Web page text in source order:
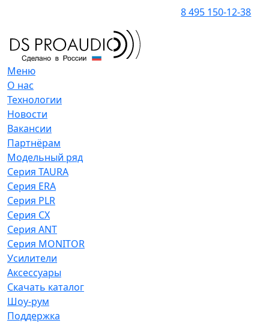
8 495 150-12-38
Меню
О нас
Технологии
Новости
Вакансии
Партнёрам
Модельный ряд
Серия TAURA
Серия ERA
Серия PLR
Серия CX
Серия ANT
Серия MONITOR
Усилители
Аксессуары
Скачать каталог
Шоу-рум
Поддержка